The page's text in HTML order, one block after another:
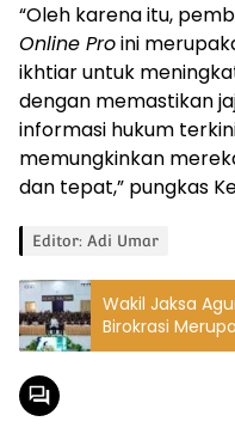
“Oleh karena itu,
Online Proini
ikhtiar untuk
dengan memastikan
informasi hukum
memungkinkan
dan tepat,” pungkas
Editor: Adi Umar
Wakil Jaksa
Birokrasi